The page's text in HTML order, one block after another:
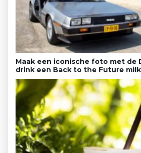
Maak een iconische foto met de
drink een Back to the Future